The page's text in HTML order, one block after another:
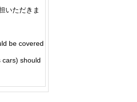
いただきま
be covered
cars) should